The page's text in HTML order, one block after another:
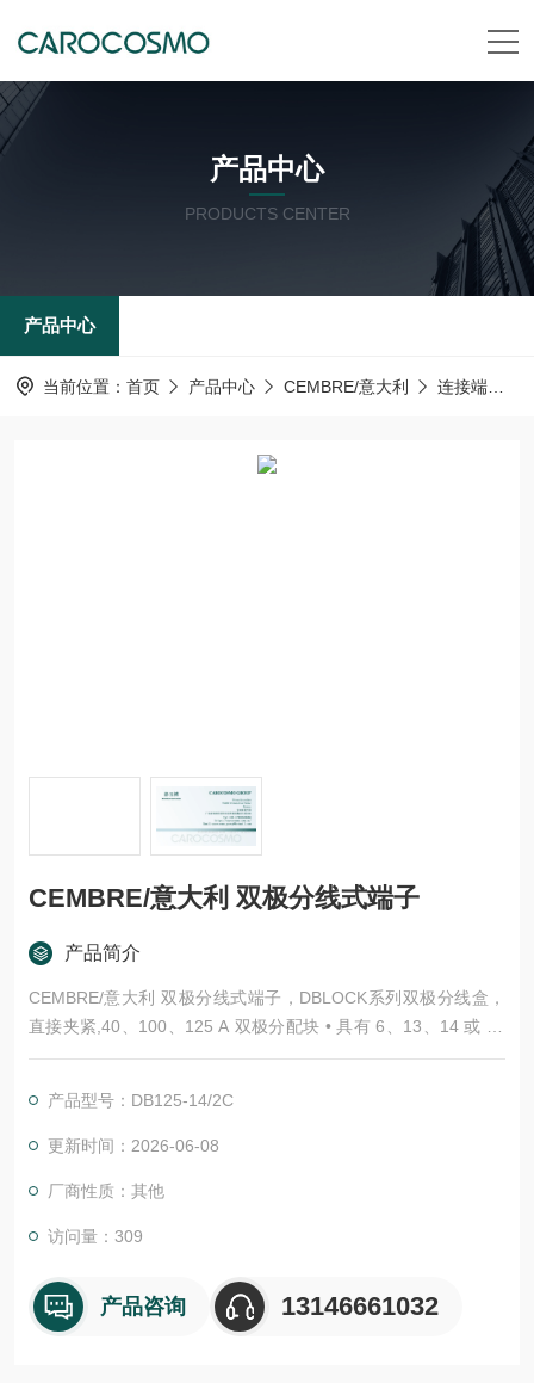
产品中心
PRODUCTS CENTER
产品中心
当前位置： 首页 产品中心 CEMBRE/意大利 连接端子
CEMBRE/意大利 双极分线式端子
产品简介
CEMBRE/意大利 双极分线式端子，DBLOCK系列双极分线盒，
直接夹紧,40、100、125 A 双极分配块 • 具有 6、13、14 或 15
个输出的版本（见表） • 倒角入口孔便于进线 • 端子随着时间的
产品型号：DB125-14/2C
更新时间：2026-06-08
厂商性质：其他
访问量：309
产品咨询 13146661032